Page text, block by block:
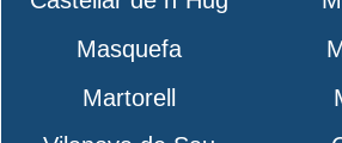
Masquefa
Martorell